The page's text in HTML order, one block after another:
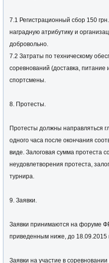
7.1 Регистрационный сбор 150
наградную атрибутику и
добровольно.
7.2 Затраты по техническому
соревнований (доставка, питание
спортсмены.
8. Протесты.
Протесты должны направляться
одного часа после окончания
виде. Залоговая сумма протеста
неудовлетворения протеста,
турнира.
9. Заявки.
Заявки принимаются на форуме
приведенным ниже, до 18.09.2015
Заявки на участие в